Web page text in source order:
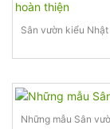
Sân vườn kiểu
Những mẫu Sân